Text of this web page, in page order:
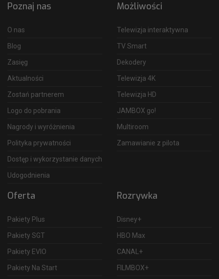
Poznaj nas
O nas
Blog
Zasięg
Aktualności
Zostań partnerem
Logo do pobrania
Nagrody i wyróżnienia
Polityka prywatności
Dostęp i wykorzystanie danych
Udogodnienia
Możliwości
Telewizja interaktywna
TV Smart
Dekodery
Telewizja 4K
Telewizja HD
JAMBOX go!
Multiroom
Zamawianie z pilota
Oferta
Pakiety Plus
Pakiety SGT
Pakiety EVIO
Pakiety Na Start
Rozrywka
Disney+
HBO Max
CANAL+
FILMBOX+